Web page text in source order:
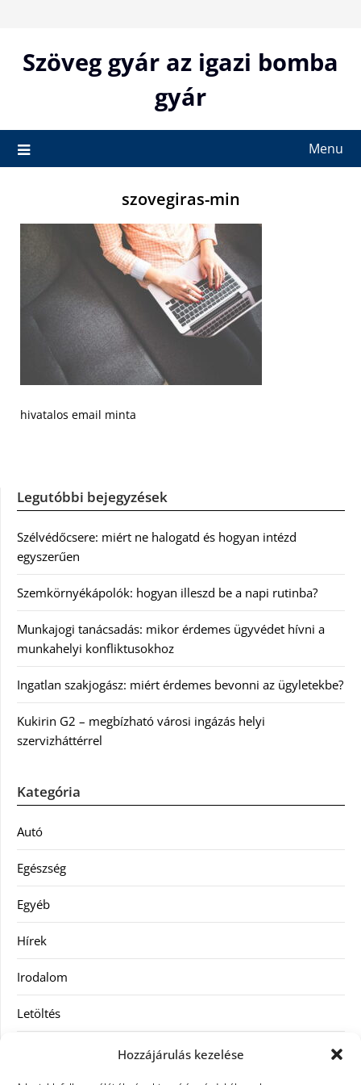
Hozzájárulás kezelése
contentSzöveg gyár az igazi bomba
gyár
Menu
szovegiras-min
hivatalos email minta
Legutóbbi bejegyzések
Szélvédőcsere: miért ne halogatd és hogyan intézd
egyszerűen
Szemkörnyékápolók: hogyan illeszd be a napi rutinba?
Munkajogi tanácsadás: mikor érdemes ügyvédet hívni a
munkahelyi konfliktusokhoz
Ingatlan szakjogász: miért érdemes bevonni az ügyletekbe?
Kukirin G2 – megbízható városi ingázás helyi
szervizháttérrel
Kategória
Autó
Egészség
Egyéb
Hírek
Irodalom
Letöltés